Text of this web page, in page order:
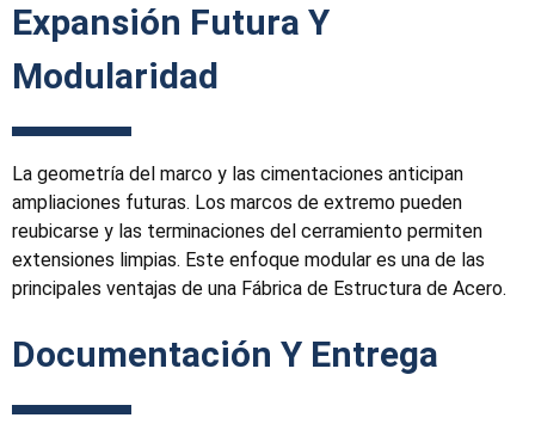
Expansión Futura Y
Modularidad
La geometría del marco y las cimentaciones anticipan
ampliaciones futuras. Los marcos de extremo pueden
reubicarse y las terminaciones del cerramiento permiten
extensiones limpias. Este enfoque modular es una de las
principales ventajas de una Fábrica de Estructura de Acero.
Documentación Y Entrega